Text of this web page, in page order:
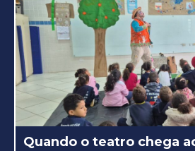
Quando o teatro chega